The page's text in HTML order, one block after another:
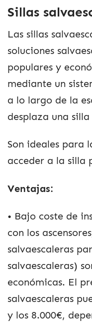
Sillas
Las sillas
soluciones
populares y
mediante un
a lo largo de la
desplaza una
Son ideales para
acceder a la silla
Ventajas:
• Bajo coste de
con los
salvaescaleras
salvaescaleras)
económicas. El
salvaescaleras
y los 8.000€,